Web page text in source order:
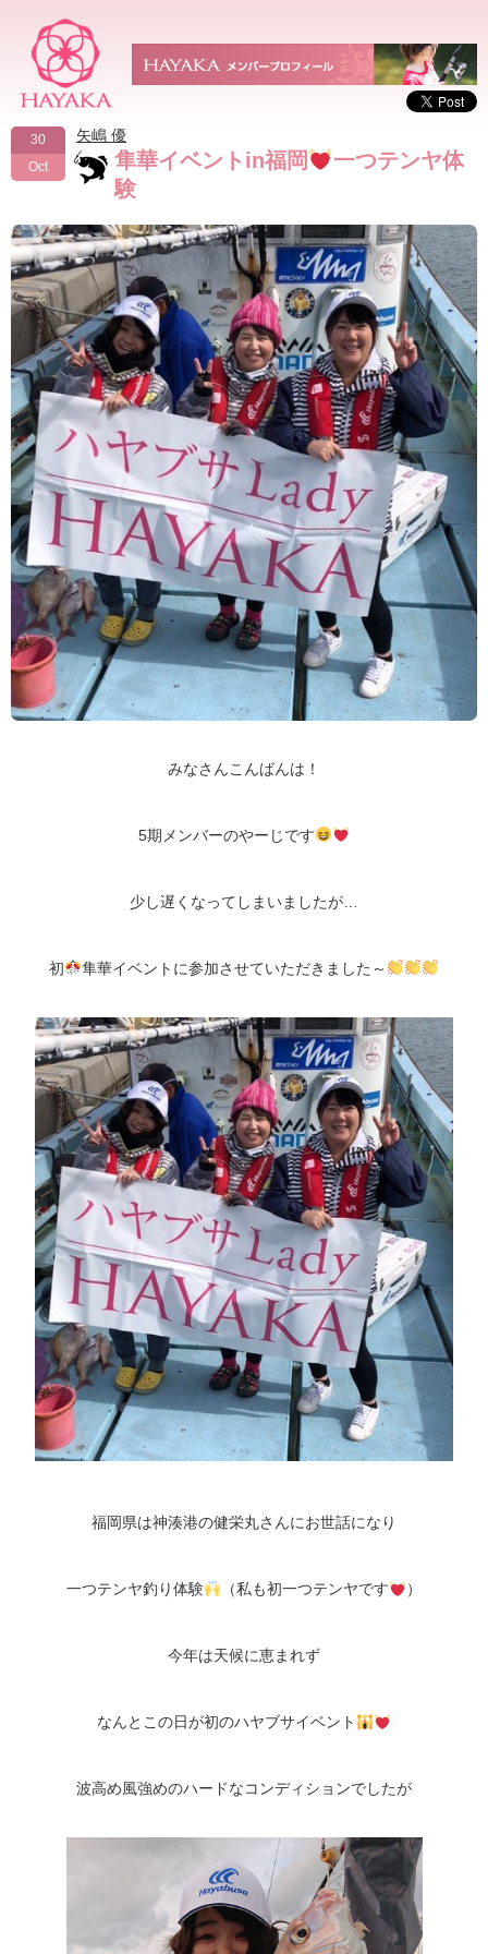
30
Oct
矢嶋 優
隼華イベントin福岡
一つテンヤ体
験
みなさんこんばんは！
5期メンバーのやーじです
少し遅くなってしまいましたが…
初 隼華イベントに参加させていただきました～
福岡県は神湊港の健栄丸さんにお世話になり
一つテンヤ釣り体験 （私も初一つテンヤです ）
今年は天候に恵まれず
なんとこの日が初のハヤブサイベント
波高め風強めのハードなコンディションでしたが